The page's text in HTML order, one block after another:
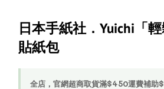
日本手紙社．Yuichi「
貼紙包
全店，官網超商取貨滿$450運費補